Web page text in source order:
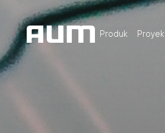
Produk Proyek